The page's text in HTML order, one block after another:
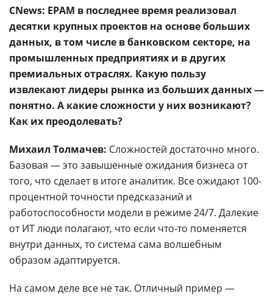
CNews: EPAM в последнее время реализовал
десятки крупных проектов на основе больших
данных, в том числе в банковском секторе, на
промышленных предприятиях и в других
премиальных отраслях. Какую пользу
извлекают лидеры рынка из больших данных —
понятно. А какие сложности у них возникают?
Как их преодолевать?
Михаил Толмачев: Сложностей достаточно много.
Базовая — это завышенные ожидания бизнеса от
того, что сделает в итоге аналитик. Все ожидают 100-
процентной точности предсказаний и
работоспособности модели в режиме 24/7. Далекие
от ИТ люди полагают, что если что-то поменяется
внутри данных, то система сама волшебным
образом адаптируется.
На самом деле все не так. Отличный пример —